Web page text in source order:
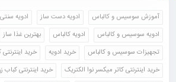
آموزش سوسیس و کالباس ادویه دست ساز ادویه سنتی
ادویه سوسیس و کالباس
ادویه کالباس
بهترین غذا ساز
تجهیزات سوسیس و کالباس
خرید ادویه
خرید
خرید اینترنتی کاتر میکسر نوا الکتریک
خرید اینترنتی کباب